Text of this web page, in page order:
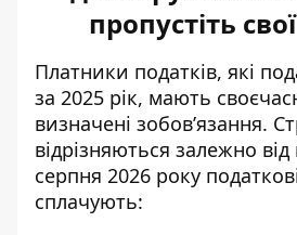
пропустіть
Платники податків, які
за 2025 рік, мають
визначені зобов’язання.
відрізняються залежно від
серпня 2026 року
сплачують: